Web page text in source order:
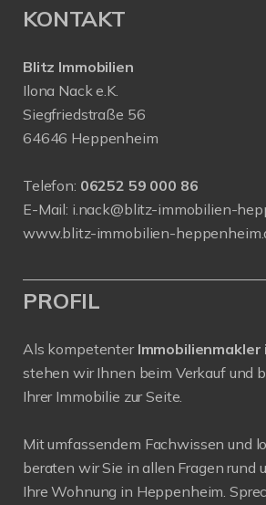
KONTAKT
Blitz Immobilien
Ilona Nack e.K.
Siegfriedstraße 56
64646 Heppenheim
Telefon: 06252 59 000 86
E-Mail: i.nack@blitz-immobilien-
www.blitz-immobilien-
PROFIL
Als kompetenter
stehen wir Ihnen beim Verkauf und
Ihrer Immobilie zur Seite.
Mit umfassendem Fachwissen und
beraten wir Sie in allen Fragen rund
Ihre Wohnung in Heppenheim.